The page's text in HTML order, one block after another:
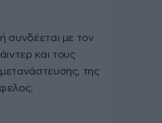
συνδέεται με τον
και τους
της